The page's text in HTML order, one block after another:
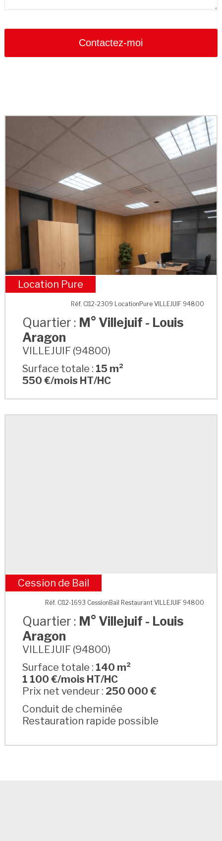
Contactez-moi
M° Villejuif - Louis Aragon
Location Pure
Réf. CI12-2309 LocationPure VILLEJUIF 94800
Quartier : M° Villejuif - Louis
Aragon
VILLEJUIF (94800)
Surface totale : 15 m²
550 €/mois HT/HC
M° Villejuif - Louis Aragon
Cession de Bail
Réf. CI12-1693 CessionBail Restaurant VILLEJUIF 94800
Quartier : M° Villejuif - Louis
Aragon
VILLEJUIF (94800)
Surface totale : 140 m²
1 100 €/mois HT/HC
Prix net vendeur : 250 000 €
Conduit de cheminée
Restauration rapide possible